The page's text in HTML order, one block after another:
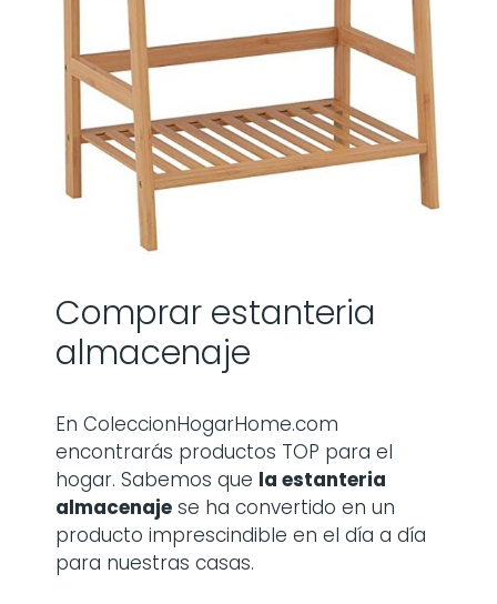
Comprar estanteria
almacenaje
En ColeccionHogarHome.com
encontrarás productos TOP para el
hogar. Sabemos que la estanteria
almacenaje se ha convertido en un
producto imprescindible en el día a día
para nuestras casas.